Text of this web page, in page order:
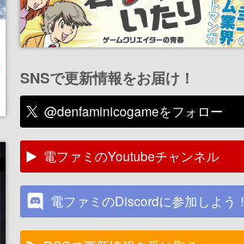
SNSで更新情報をお届け！
@denfaminicogameをフォロー
電ファミのYoutubeチャンネル
電ファミのDiscordに参加しよう！